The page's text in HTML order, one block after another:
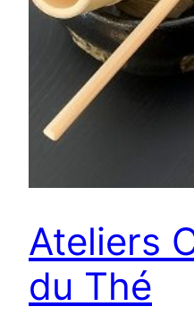
Ateliers
du Thé